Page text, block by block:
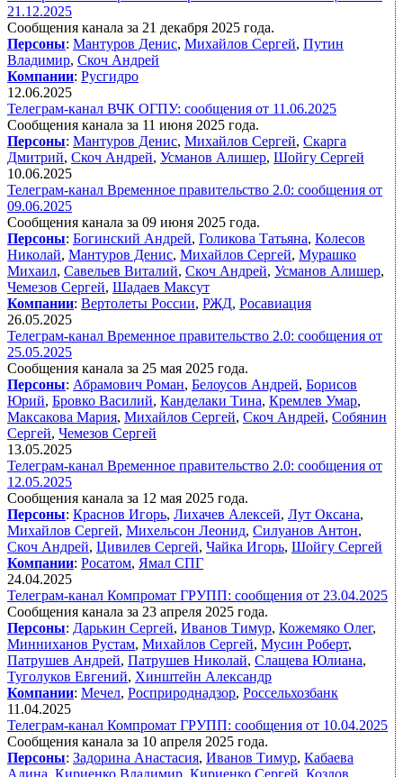
21.12.2025
Сообщения канала за 21 декабря 2025 года.
Персоны: Мантуров Денис, Михайлов Сергей, Путин
Владимир, Скоч Андрей
Компании: Русгидро
12.06.2025
Телеграм-канал ВЧК ОГПУ: сообщения от 11.06.2025
Сообщения канала за 11 июня 2025 года.
Персоны: Мантуров Денис, Михайлов Сергей, Скарга
Дмитрий, Скоч Андрей, Усманов Алишер, Шойгу Сергей
10.06.2025
Телеграм-канал Временное правительство 2.0: сообщения от
09.06.2025
Сообщения канала за 09 июня 2025 года.
Персоны: Богинский Андрей, Голикова Татьяна, Колесов
Николай, Мантуров Денис, Михайлов Сергей, Мурашко
Михаил, Савельев Виталий, Скоч Андрей, Усманов Алишер,
Чемезов Сергей, Шадаев Максут
Компании: Вертолеты России, РЖД, Росавиация
26.05.2025
Телеграм-канал Временное правительство 2.0: сообщения от
25.05.2025
Сообщения канала за 25 мая 2025 года.
Персоны: Абрамович Роман, Белоусов Андрей, Борисов
Юрий, Бровко Василий, Канделаки Тина, Кремлев Умар,
Максакова Мария, Михайлов Сергей, Скоч Андрей, Собянин
Сергей, Чемезов Сергей
13.05.2025
Телеграм-канал Временное правительство 2.0: сообщения от
12.05.2025
Сообщения канала за 12 мая 2025 года.
Персоны: Краснов Игорь, Лихачев Алексей, Лут Оксана,
Михайлов Сергей, Михельсон Леонид, Силуанов Антон,
Скоч Андрей, Цивилев Сергей, Чайка Игорь, Шойгу Сергей
Компании: Росатом, Ямал СПГ
24.04.2025
Телеграм-канал Компромат ГРУПП: сообщения от 23.04.2025
Сообщения канала за 23 апреля 2025 года.
Персоны: Дарькин Сергей, Иванов Тимур, Кожемяко Олег,
Минниханов Рустам, Михайлов Сергей, Мусин Роберт,
Патрушев Андрей, Патрушев Николай, Слащева Юлиана,
Туголуков Евгений, Хинштейн Александр
Компании: Мечел, Росприроднадзор, Россельхозбанк
11.04.2025
Телеграм-канал Компромат ГРУПП: сообщения от 10.04.2025
Сообщения канала за 10 апреля 2025 года.
Персоны: Задорина Анастасия, Иванов Тимур, Кабаева
Алина, Кириенко Владимир, Кириенко Сергей, Козлов